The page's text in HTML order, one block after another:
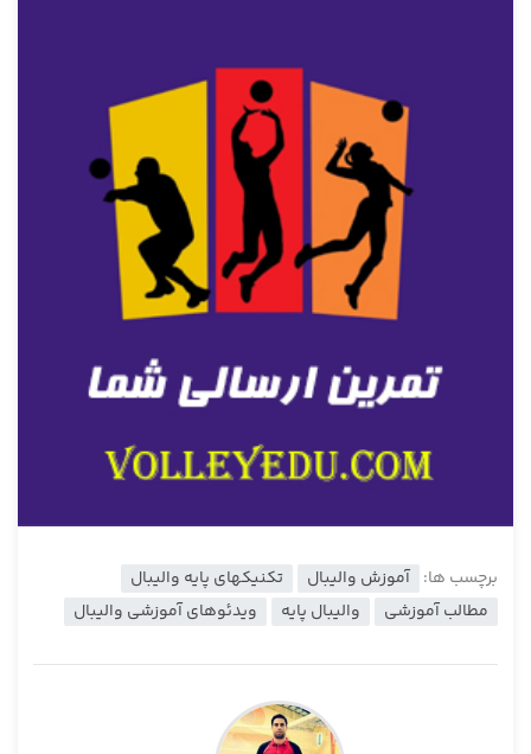
برچسب ها: آموزش والیبال
تکنیک‏های پایه والیبال
مطالب آموزشی
والیبال پایه ویدئوهای آموزشی والیبال